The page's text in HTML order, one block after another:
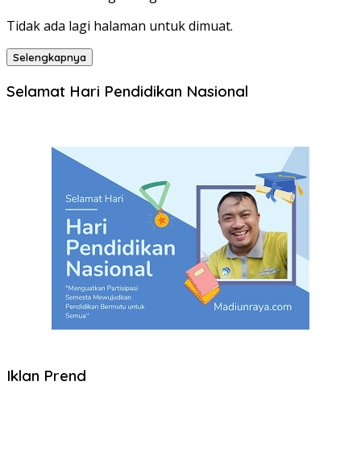
Tidak ada lagi halaman untuk dimuat.
Selengkapnya
Selamat Hari Pendidikan Nasional
Iklan Prend